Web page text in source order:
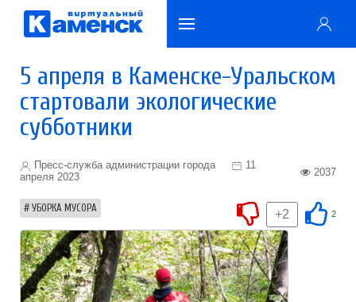
5 апреля в Каменске-Уральском
стартовали экологические
субботники
Пресс-служба администрации города
11
апреля 2023
2037
УБОРКА МУСОРА 2
+2